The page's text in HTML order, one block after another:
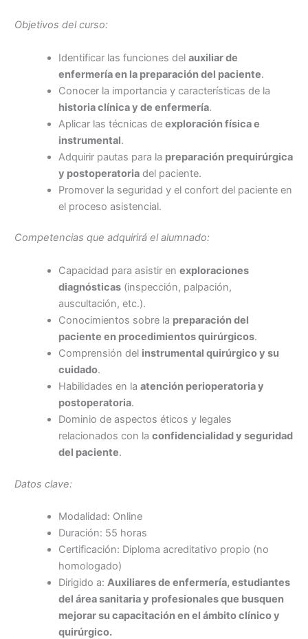
Objetivos del curso:
Identificar las funciones del auxiliar de
enfermería en la preparación del paciente.
Conocer la importancia y características de la
historia clínica y de enfermería.
Aplicar las técnicas de exploración física e
instrumental.
Adquirir pautas para la preparación prequirúrgica
y postoperatoriadel paciente.
Promover la seguridad y el confort del paciente en
el proceso asistencial.
Competencias que adquirirá el alumnado:
Capacidad para asistir en exploraciones
diagnósticas(inspección, palpación,
auscultación, etc.).
Conocimientos sobre la preparación del
paciente en procedimientos quirúrgicos.
Comprensión del instrumental quirúrgico y su
cuidado.
Habilidades en la atención perioperatoria y
postoperatoria.
Dominio de aspectos éticos y legales
relacionados con la confidencialidad y seguridad
del paciente.
Datos clave:
Modalidad: Online
Duración: 55 horas
Certificación: Diploma acreditativo propio (no
homologado)
Dirigido a: Auxiliares de enfermería, estudiantes
del área sanitaria y profesionales que busquen
mejorar su capacitación en el ámbito clínico y
quirúrgico.